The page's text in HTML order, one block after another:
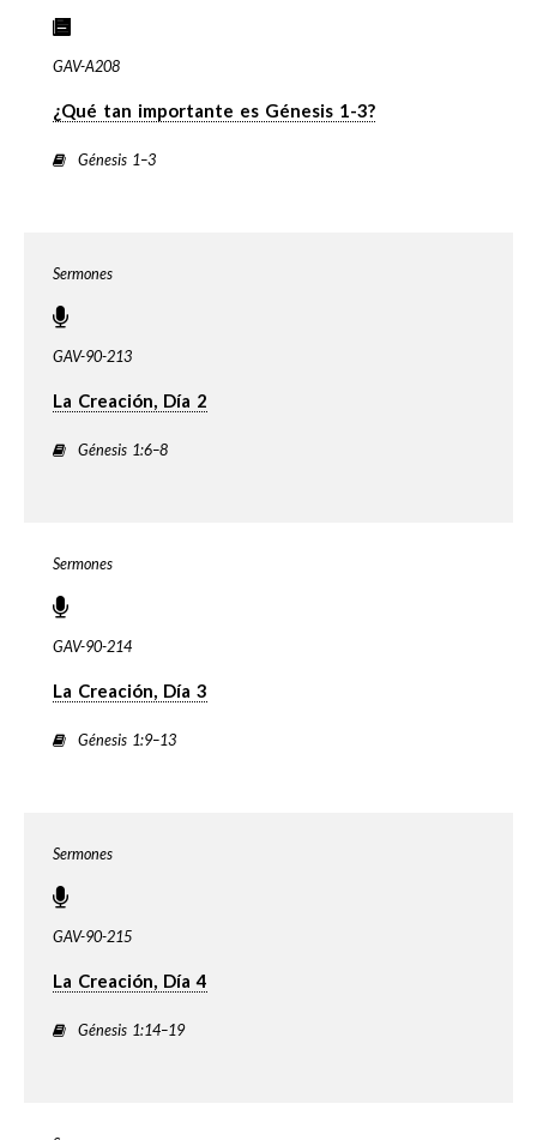
GAV-A208
¿Qué tan importante es Génesis 1-3?
Génesis 1–3
Sermones
GAV-90-213
La Creación, Día 2
Génesis 1:6–8
Sermones
GAV-90-214
La Creación, Día 3
Génesis 1:9–13
Sermones
GAV-90-215
La Creación, Día 4
Génesis 1:14–19